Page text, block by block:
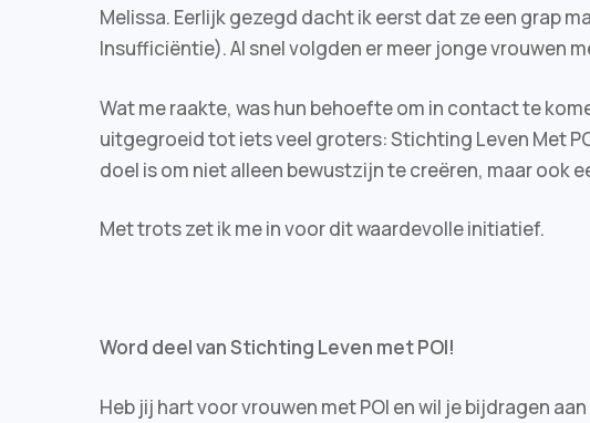
Melissa. Eerlijk gezegd dacht ik eerst dat ze een grap
Insufficiëntie). Al snel volgden er meer jonge vrouwen
Wat me raakte, was hun behoefte om in contact te
uitgegroeid tot iets veel groters: Stichting Leven Met
doel is om niet alleen bewustzijn te creëren, maar ook
Met trots zet ik me in voor dit waardevolle initiatief.
Word deel van Stichting Leven met POI!
Heb jij hart voor vrouwen met POI en wil je bijdragen